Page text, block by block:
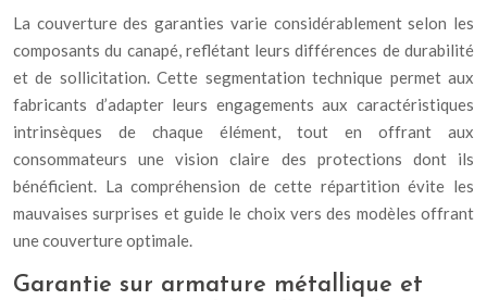
La couverture des garanties varie considérablement selon les
composants du canapé, reflétant leurs différences de durabilité
et de sollicitation. Cette segmentation technique permet aux
fabricants d’adapter leurs engagements aux caractéristiques
intrinsèques de chaque élément, tout en offrant aux
consommateurs une vision claire des protections dont ils
bénéficient. La compréhension de cette répartition évite les
mauvaises surprises et guide le choix vers des modèles offrant
une couverture optimale.
Garantie sur armature métallique et